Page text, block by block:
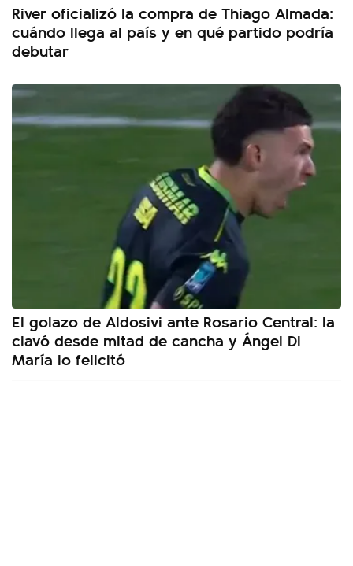
River oficializó la compra de Thiago Almada:
cuándo llega al país y en qué partido podría
debutar
El golazo de Aldosivi ante Rosario Central: la
clavó desde mitad de cancha y Ángel Di
María lo felicitó